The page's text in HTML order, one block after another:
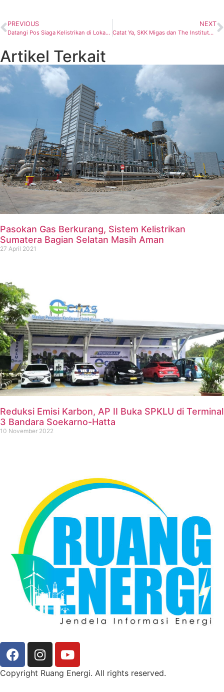
PREVIOUS
Datangi Pos Siaga Kelistrikan di Lokasi-lokasi Penting KTT ASEAN, Cara Dirut PLN Pompa Semangat Personel
NEXT
Catat Ya, SKK Migas dan The Institute of Internal Auditors Indonesia (IAA Indonesia) Teken Nota Kesepahaman
Artikel Terkait
Pasokan Gas Berkurang, Sistem Kelistrikan
Sumatera Bagian Selatan Masih Aman
27 April 2021
Reduksi Emisi Karbon, AP II Buka SPKLU di Terminal
3 Bandara Soekarno-Hatta
10 November 2022
Copyright Ruang Energi. All rights reserved.